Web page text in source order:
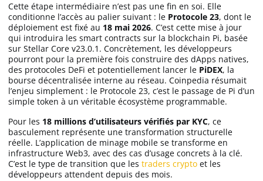
Cette étape intermédiaire n’est pas une fin en soi. Elle
conditionne l’accès au palier suivant : le Protocole 23, dont le
déploiement est fixé au 18 mai 2026. C’est cette mise à jour
qui introduira les smart contracts sur la blockchain Pi, basée
sur Stellar Core v23.0.1. Concrètement, les développeurs
pourront pour la première fois construire des dApps natives,
des protocoles DeFi et potentiellement lancer le PiDEX, la
bourse décentralisée interne au réseau. Coinpedia résumait
l’enjeu simplement : le Protocole 23, c’est le passage de Pi d’un
simple token à un véritable écosystème programmable.
Pour les 18 millions d’utilisateurs vérifiés par KYC, ce
basculement représente une transformation structurelle
réelle. L’application de minage mobile se transforme en
infrastructure Web3, avec des cas d’usage concrets à la clé.
C’est le type de transition que les traders crypto et les
développeurs attendent depuis des mois.